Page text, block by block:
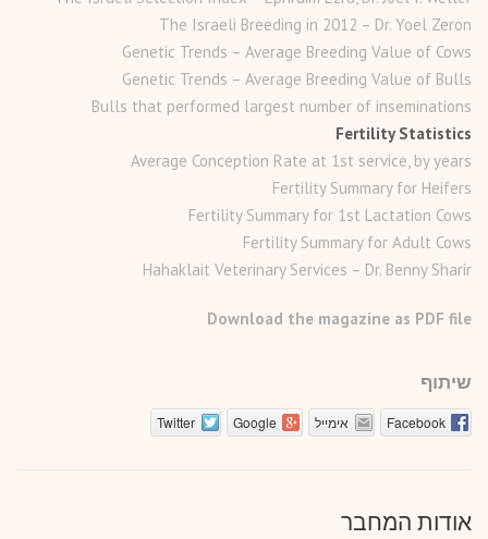
The Israeli Breeding in 2012 – Dr. Yoel Zeron
Genetic Trends – Average Breeding Value of Cows
Genetic Trends – Average Breeding Value of Bulls
Bulls that performed largest number of inseminations
Fertility Statistics
Average Conception Rate at 1st service, by years
Fertility Summary for Heifers
Fertility Summary for 1st Lactation Cows
Fertility Summary for Adult Cows
Hahaklait Veterinary Services – Dr. Benny Sharir
Download the magazine as PDF file
שיתוף
Facebook אימייל Google
Twitter
אודות המחבר